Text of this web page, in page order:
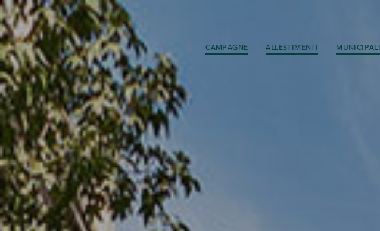
CAMPAGNE ALLESTIMENTI